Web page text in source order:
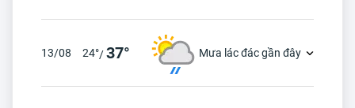
13/08 24°/37° Mưa lác đác gần đây